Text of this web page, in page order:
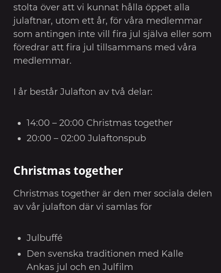
stolta över att vi kunnat hålla öppet alla
julaftnar, utom ett år, för våra medlemmar
som antingen inte vill fira jul själva eller som
föredrar att fira jul tillsammans med våra
medlemmar.
I år består Julafton av två delar:
14:00 – 20:00 Christmas together
20:00 – 02:00 Julaftonspub
Christmas together
Christmas together är den mer sociala delen
av vår julafton där vi samlas för
Julbuffé
Den svenska traditionen med Kalle
Ankas jul och en Julfilm